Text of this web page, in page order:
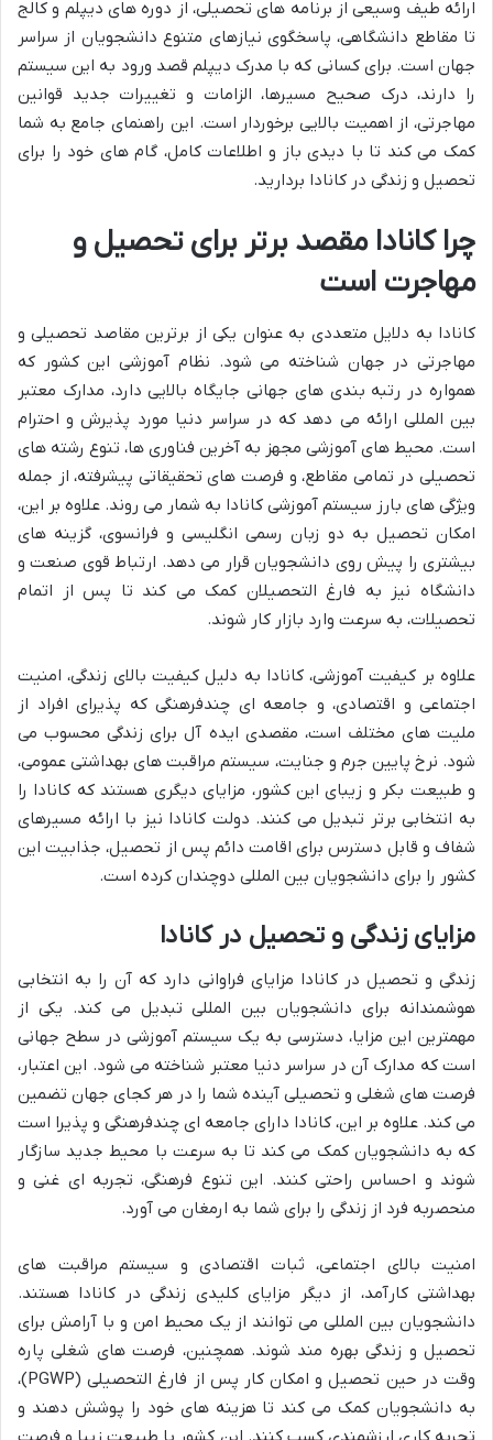
ارائه طیف وسیعی از برنامه های تحصیلی، از دوره های دیپلم و کالج
تا مقاطع دانشگاهی، پاسخگوی نیازهای متنوع دانشجویان از سراسر
جهان است. برای کسانی که با مدرک دیپلم قصد ورود به این سیستم
را دارند، درک صحیح مسیرها، الزامات و تغییرات جدید قوانین
مهاجرتی، از اهمیت بالایی برخوردار است. این راهنمای جامع به شما
کمک می کند تا با دیدی باز و اطلاعات کامل، گام های خود را برای
تحصیل و زندگی در کانادا بردارید.
چرا کانادا مقصد برتر برای تحصیل و
مهاجرت است
کانادا به دلایل متعددی به عنوان یکی از برترین مقاصد تحصیلی و
مهاجرتی در جهان شناخته می شود. نظام آموزشی این کشور که
همواره در رتبه بندی های جهانی جایگاه بالایی دارد، مدارک معتبر
بین المللی ارائه می دهد که در سراسر دنیا مورد پذیرش و احترام
است. محیط های آموزشی مجهز به آخرین فناوری ها، تنوع رشته های
تحصیلی در تمامی مقاطع، و فرصت های تحقیقاتی پیشرفته، از جمله
ویژگی های بارز سیستم آموزشی کانادا به شمار می روند. علاوه بر این،
امکان تحصیل به دو زبان رسمی انگلیسی و فرانسوی، گزینه های
بیشتری را پیش روی دانشجویان قرار می دهد. ارتباط قوی صنعت و
دانشگاه نیز به فارغ التحصیلان کمک می کند تا پس از اتمام
تحصیلات، به سرعت وارد بازار کار شوند.
علاوه بر کیفیت آموزشی، کانادا به دلیل کیفیت بالای زندگی، امنیت
اجتماعی و اقتصادی، و جامعه ای چندفرهنگی که پذیرای افراد از
ملیت های مختلف است، مقصدی ایده آل برای زندگی محسوب می
شود. نرخ پایین جرم و جنایت، سیستم مراقبت های بهداشتی عمومی،
و طبیعت بکر و زیبای این کشور، مزایای دیگری هستند که کانادا را
به انتخابی برتر تبدیل می کنند. دولت کانادا نیز با ارائه مسیرهای
شفاف و قابل دسترس برای اقامت دائم پس از تحصیل، جذابیت این
کشور را برای دانشجویان بین المللی دوچندان کرده است.
مزایای زندگی و تحصیل در کانادا
زندگی و تحصیل در کانادا مزایای فراوانی دارد که آن را به انتخابی
هوشمندانه برای دانشجویان بین المللی تبدیل می کند. یکی از
مهمترین این مزایا، دسترسی به یک سیستم آموزشی در سطح جهانی
است که مدارک آن در سراسر دنیا معتبر شناخته می شود. این اعتبار،
فرصت های شغلی و تحصیلی آینده شما را در هر کجای جهان تضمین
می کند. علاوه بر این، کانادا دارای جامعه ای چندفرهنگی و پذیرا است
که به دانشجویان کمک می کند تا به سرعت با محیط جدید سازگار
شوند و احساس راحتی کنند. این تنوع فرهنگی، تجربه ای غنی و
منحصربه فرد از زندگی را برای شما به ارمغان می آورد.
امنیت بالای اجتماعی، ثبات اقتصادی و سیستم مراقبت های
بهداشتی کارآمد، از دیگر مزایای کلیدی زندگی در کانادا هستند.
دانشجویان بین المللی می توانند از یک محیط امن و با آرامش برای
تحصیل و زندگی بهره مند شوند. همچنین، فرصت های شغلی پاره
وقت در حین تحصیل و امکان کار پس از فارغ التحصیلی (PGWP)،
به دانشجویان کمک می کند تا هزینه های خود را پوشش دهند و